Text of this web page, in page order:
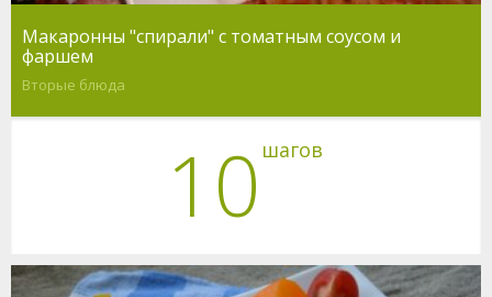
Макаронны "спирали" с томатным соусом и
фаршем
Вторые блюда
10 шагов